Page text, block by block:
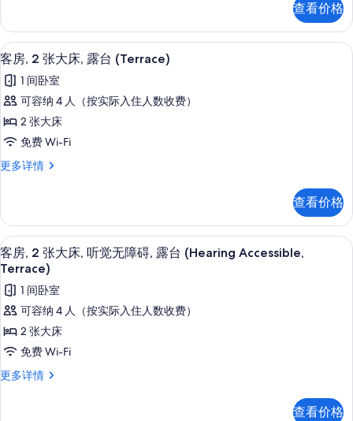
无
障
碍
(Sofa
Sleeper,
View)
的
所
片
床,
听
觉
障
碍
Sleeper,
View)
多
查看价格
显
示
客
房,
2
张
大
露
台
(Terrace)
的
所
有
照
片
高档床上用品、客房内保险箱、办公
5
客房, 2 张大床, 露台 (Terrace)
1 间卧室
可容纳 4 人（按实际入住人数收费）
2 张大床
免费 Wi-Fi
更多详情
客
大
床,
露
台
更
多
息
查看价格
显
示
客
房,
2
张
床,
高档床上用品、客房内保险箱、办公
5
客房, 2 张大床, 听觉无障碍, 露台 (Hearing Accessible,
Terrace)
1 间卧室
可容纳 4 人（按实际入住人数收费）
2 张大床
免费 Wi-Fi
更多详情
客
查看价格